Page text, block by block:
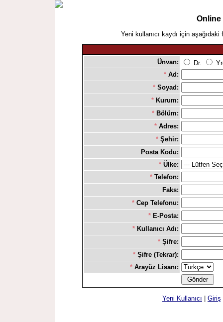
Online
Yeni kullanıcı kaydı için
Ünvan:
Dr.
* Ad:
* Soyad:
* Kurum:
* Bölüm:
* Adres:
* Şehir:
Posta Kodu:
* Ülke:
* Telefon:
Faks:
* Cep Telefonu:
* E-Posta:
* Kullanıcı Adı:
* Şifre:
* Şifre (Tekrar):
* Arayüz Lisanı:
Yeni Kullanıcı | Giriş